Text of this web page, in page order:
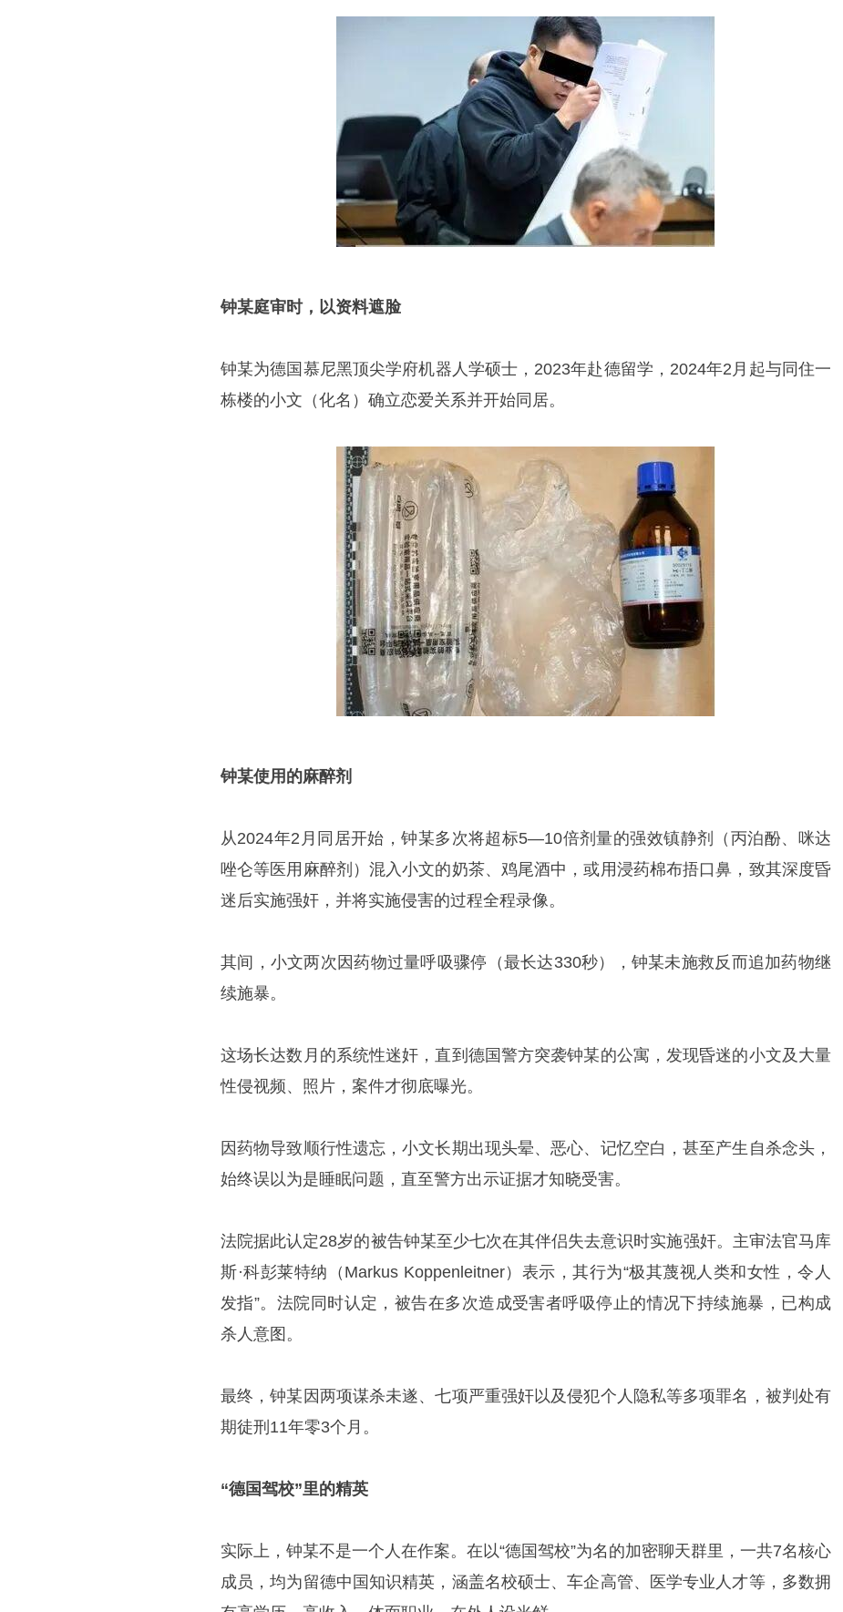
钟某庭审时，以资料遮脸
钟某为德国慕尼黑顶尖学府机器人学硕士，2023年赴德留学，2024年2月起与同住一
栋楼的小文（化名）确立恋爱关系并开始同居。
钟某使用的麻醉剂
从2024年2月同居开始，钟某多次将超标5—10倍剂量的强效镇静剂（丙泊酚、咪达
唑仑等医用麻醉剂）混入小文的奶茶、鸡尾酒中，或用浸药棉布捂口鼻，致其深度昏
迷后实施强奸，并将实施侵害的过程全程录像。
其间，小文两次因药物过量呼吸骤停（最长达330秒），钟某未施救反而追加药物继
续施暴。
这场长达数月的系统性迷奸，直到德国警方突袭钟某的公寓，发现昏迷的小文及大量
性侵视频、照片，案件才彻底曝光。
因药物导致顺行性遗忘，小文长期出现头晕、恶心、记忆空白，甚至产生自杀念头，
始终误以为是睡眠问题，直至警方出示证据才知晓受害。
法院据此认定28岁的被告钟某至少七次在其伴侣失去意识时实施强奸。主审法官马库
斯·科彭莱特纳（Markus Koppenleitner）表示，其行为“极其蔑视人类和女性，令人
发指”。法院同时认定，被告在多次造成受害者呼吸停止的情况下持续施暴，已构成
杀人意图。
最终，钟某因两项谋杀未遂、七项严重强奸以及侵犯个人隐私等多项罪名，被判处有
期徒刑11年零3个月。
“德国驾校”里的精英
实际上，钟某不是一个人在作案。在以“德国驾校”为名的加密聊天群里，一共7名核心
成员，均为留德中国知识精英，涵盖名校硕士、车企高管、医学专业人才等，多数拥